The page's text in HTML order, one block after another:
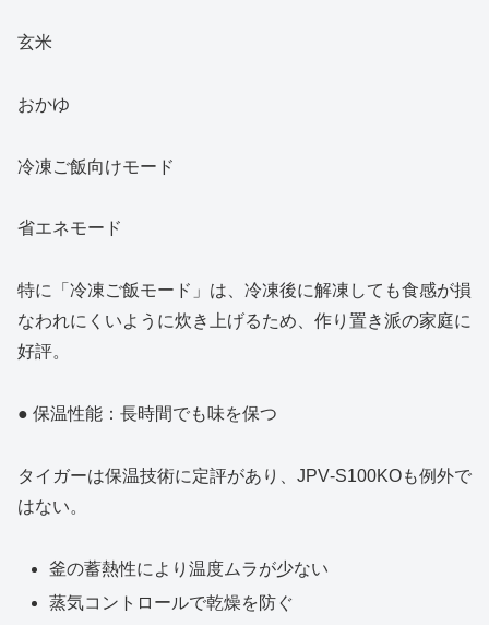
玄米
おかゆ
冷凍ご飯向けモード
省エネモード
特に「冷凍ご飯モード」は、冷凍後に解凍しても食感が損
なわれにくいように炊き上げるため、作り置き派の家庭に
好評。
● 保温性能：長時間でも味を保つ
タイガーは保温技術に定評があり、JPV‑S100KOも例外で
はない。
釜の蓄熱性により温度ムラが少ない
蒸気コントロールで乾燥を防ぐ